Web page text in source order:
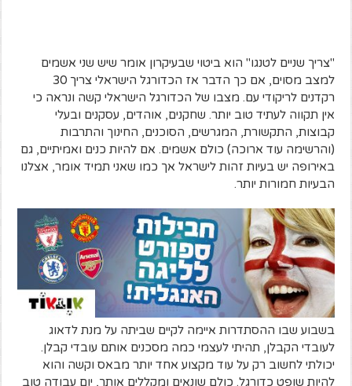
"צריך שניים לטנגו" הוא ביטוי שבעיקרון אומר שיש שני אשמים
למצב מסוים, אם כך הדבר אז הכדורגל הישראלי צריך 30
רקדנים לריקודי עם. מצבו של הכדורגל הישראלי קשה ונראה כי
אין תקווה לעתיד טוב יותר. שחקנים, אוהדים, עסקנים ובעלי
קבוצות, התקשורת, המגרשים, הסוכנים, החינוך והתרבות
(והרשימה עוד ארוכה) כולם אשמים. אם להיות כנים ואמיתיים, גם
באירופה יש בעיות זהות לישראל אך כמו שאני תמיד אומר, אצלנו
הבעיות חמורות יותר.
בשבוע שבו ההסתדרות איימה לקיים שביתה על מנת לדאוג
לעובדי הקבלן, תהיתי לעצמי כמה מסכנים אותם עובדי קבלן.
יכולתי לחשוב רק על עוד מקצוע אחד יותר מבאס וקשה והוא
להיות שופט כדורגל. כולם שונאים ומקללים אותך, יום עבודה טוב